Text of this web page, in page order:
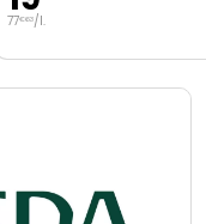
77€63/l.